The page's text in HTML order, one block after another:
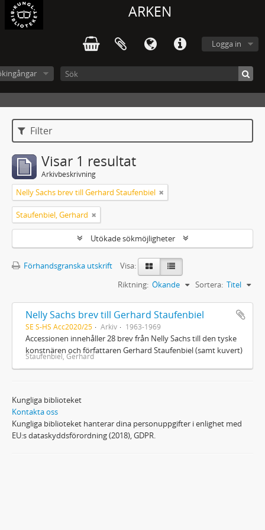
ARKEN
Logga in
Filter
Visar 1 resultat
Arkivbeskrivning
Nelly Sachs brev till Gerhard Staufenbiel
Staufenbiel, Gerhard
Utökade sökmöjligheter
Förhandsgranska utskrift
Visa:
Sortera: Titel
Riktning: Ökande
Nelly Sachs brev till Gerhard Staufenbiel
SE S-HS Acc2020/25 Arkiv 1963-1969
Accessionen innehåller 28 brev från Nelly Sachs till den tyske
konstnären och författaren Gerhard Staufenbiel (samt kuvert)
Staufenbiel, Gerhard
Kungliga biblioteket
Kontakta oss
Kungliga biblioteket hanterar dina personuppgifter i enlighet med
EU:s dataskyddsförordning (2018), GDPR.